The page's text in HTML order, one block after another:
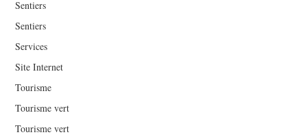
Sentiers
Sentiers
Services
Site Internet
Tourisme
Tourisme vert
Tourisme vert